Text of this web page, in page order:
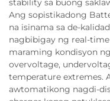
stability sa buong
Ang sopistikadong
na isinama sa de-
nagbibigay ng real-
maraming kondisyon
overvoltage,
temperature extremes.
awtomatikong nagdi-